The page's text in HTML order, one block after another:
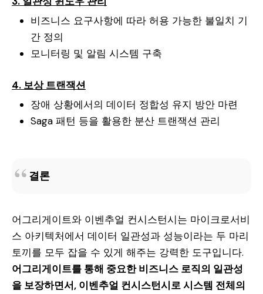
비즈니스 요구사항에 따라 허용 가능한 불일치 기
간 정의
모니터링 및 알림 시스템 구축
4. 보상 트랜잭션
장애 상황에서의 데이터 정합성 유지 방안 마련
Saga 패턴 등을 활용한 분산 트랜잭션 관리
결론
어그리게이트와 이벤추얼 컨시스턴시는 마이크로서비
스 아키텍처에서 데이터 일관성과 성능이라는 두 마리
토끼를 모두 잡을 수 있게 해주는 강력한 도구입니다.
어그리게이트를 통해 중요한 비즈니스 로직의 일관성
을 보장하면서, 이벤추얼 컨시스턴시로 시스템 전체의